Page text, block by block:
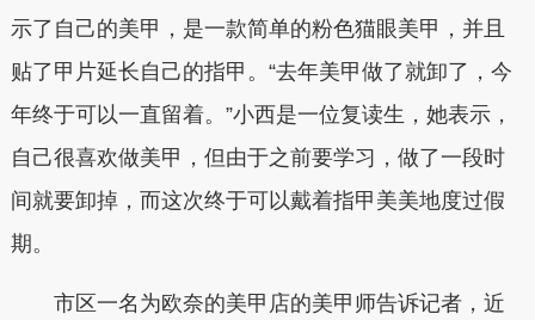
示了自己的美甲，是一款简单的粉色猫眼美甲，并且
贴了甲片延长自己的指甲。“去年美甲做了就卸了，今
年终于可以一直留着。”小西是一位复读生，她表示，
自己很喜欢做美甲，但由于之前要学习，做了一段时
间就要卸掉，而这次终于可以戴着指甲美美地度过假
期。
市区一名为欧奈的美甲店的美甲师告诉记者，近